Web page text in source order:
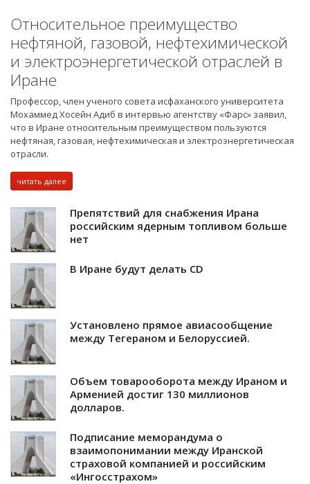
Относительное преимущество
нефтяной, газовой, нефтехимической
и электроэнергетической отраслей в
Иране
Профессор, член ученого совета исфаханского университета
Мохаммед Хосейн Адиб в интервью агентству «Фарс» заявил,
что в Иране относительным преимуществом пользуются
нефтяная, газовая, нефтехимическая и электроэнергетическая
отрасли.
читать далее
Препятствий для снабжения Ирана
российским ядерным топливом больше
нет
В Иране будут делать CD
Установлено прямое авиасообщение
между Тегераном и Белоруссией.
Объем товарооборота между Ираном и
Арменией достиг 130 миллионов
долларов.
Подписание меморандума о
взаимопонимании между Иранской
страховой компанией и российским
«Ингосстрахом»